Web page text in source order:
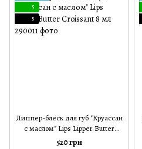
5
5
Липпер-блеск для губ "Круассан
с маслом" Lips Lipper Butter
Croissant 8 мл
520 грн